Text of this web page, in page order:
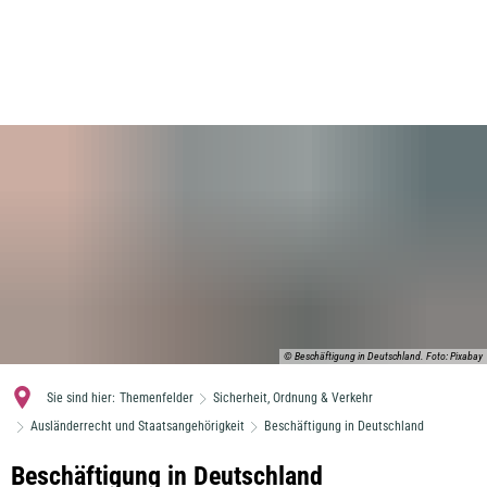
© Beschäftigung in Deutschland. Foto: Pixabay
Sie sind hier: Themenfelder
Sicherheit, Ordnung & Verkehr
Ausländerrecht und Staatsangehörigkeit
Beschäftigung in Deutschland
Aufenthalt
Beschäftigung in Deutschland